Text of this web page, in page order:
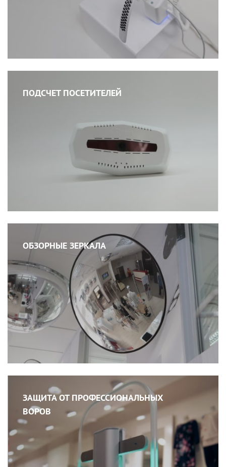
ПОДСЧЕТ ПОСЕТИТЕЛЕЙ
ОБЗОРНЫЕ ЗЕРКАЛА
ЗАЩИТА ОТ ПРОФЕССИОНАЛЬНЫХ
ВОРОВ